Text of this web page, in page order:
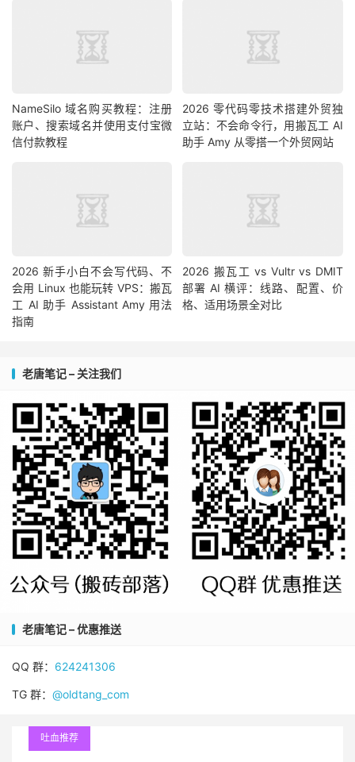
NameSilo 域名购买教程：注册
账户、搜索域名并使用支付宝微
信付款教程
2026 零代码零技术搭建外贸独
立站：不会命令行，用搬瓦工 AI
助手 Amy 从零搭一个外贸网站
2026 新手小白不会写代码、不
会用 Linux 也能玩转 VPS：搬瓦
工 AI 助手 Assistant Amy 用法
指南
2026 搬瓦工 vs Vultr vs DMIT
部署 AI 横评：线路、配置、价
格、适用场景全对比
老唐笔记 – 关注我们
老唐笔记 – 优惠推送
QQ 群： 624241306
TG 群： @oldtang_com
吐血推荐